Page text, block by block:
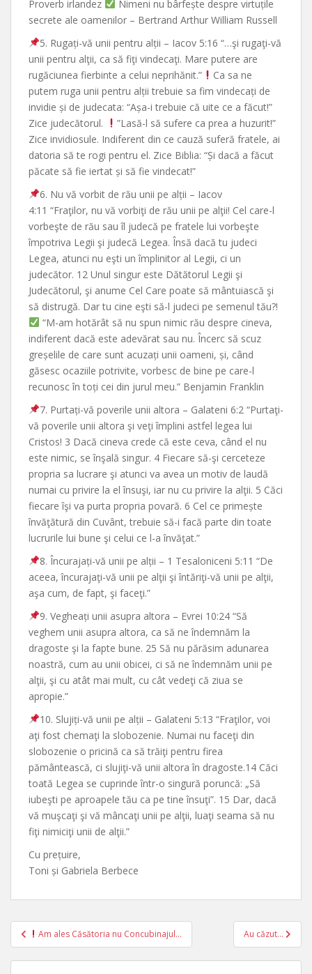
Proverb irlandez
Nimeni nu bârfește despre virtuțile
secrete ale oamenilor – Bertrand Arthur William Russell
5. Rugați-vă unii pentru alții – Iacov 5:16 “…şi rugaţi-vă
unii pentru alţii, ca să fiţi vindecaţi. Mare putere are
rugăciunea fierbinte a celui neprihănit.”
Ca sa ne
putem ruga unii pentru alții trebuie sa fim vindecați de
invidie și de judecata: “Așa-i trebuie că uite ce a făcut!”
Zice judecătorul.
”Lasă-l să sufere ca prea a huzurit!”
Zice invidiosule. Indiferent din ce cauză suferă fratele, ai
datoria să te rogi pentru el. Zice Biblia: “Și dacă a făcut
păcate să fie iertat și să fie vindecat!”
6. Nu vă vorbit de rău unii pe alții – Iacov
4:11 “Fraţilor, nu vă vorbiţi de rău unii pe alţii! Cel care-l
vorbeşte de rău sau îl judecă pe fratele lui vorbeşte
împotriva Legii şi judecă Legea. Însă dacă tu judeci
Legea, atunci nu eşti un împlinitor al Legii, ci un
judecător. 12 Unul singur este Dătătorul Legii şi
Judecătorul, şi anume Cel Care poate să mântuiască şi
să distrugă. Dar tu cine eşti să-l judeci pe semenul tău?!
“M-am hotărât să nu spun nimic rău despre cineva,
indiferent dacă este adevărat sau nu. Încerc să scuz
greșelile de care sunt acuzați unii oameni, și, când
găsesc ocaziile potrivite, vorbesc de bine pe care-l
recunosc în toți cei din jurul meu.” Benjamin Franklin
7. Purtați-vă poverile unii altora – Galateni 6:2 “Purtaţi-
vă poverile unii altora şi veţi împlini astfel legea lui
Cristos! 3 Dacă cineva crede că este ceva, când el nu
este nimic, se înşală singur. 4 Fiecare să-şi cerceteze
propria sa lucrare şi atunci va avea un motiv de laudă
numai cu privire la el însuşi, iar nu cu privire la alţii. 5 Căci
fiecare îşi va purta propria povară. 6 Cel ce primește
învăţătură din Cuvânt, trebuie să-i facă parte din toate
lucrurile lui bune şi celui ce l-a învăţat.”
8. Încurajați-vă unii pe alții – 1 Tesaloniceni 5:11 “De
aceea, încurajaţi-vă unii pe alţii şi întăriţi-vă unii pe alţii,
aşa cum, de fapt, şi faceţi.”
9. Vegheați unii asupra altora – Evrei 10:24 “Să
veghem unii asupra altora, ca să ne îndemnăm la
dragoste şi la fapte bune. 25 Să nu părăsim adunarea
noastră, cum au unii obicei, ci să ne îndemnăm unii pe
alţii, şi cu atât mai mult, cu cât vedeţi că ziua se
apropie.”
10. Slujiți-vă unii pe alții – Galateni 5:13 “Fraţilor, voi
aţi fost chemaţi la slobozenie. Numai nu faceţi din
slobozenie o pricină ca să trăiţi pentru firea
pământească, ci slujiţi-vă unii altora în dragoste.14 Căci
toată Legea se cuprinde într-o singură poruncă: „Să
iubeşti pe aproapele tău ca pe tine însuţi”. 15 Dar, dacă
vă muşcaţi şi vă mâncaţi unii pe alţii, luaţi seama să nu
fiţi nimiciţi unii de alţii.”
Cu prețuire,
Toni și Gabriela Berbece
Post
navigation
Am ales Căsătoria nu Concubinajul… Au căzut…